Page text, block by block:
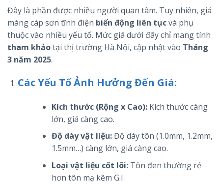
Đây là phần được nhiều người quan tâm. Tuy nhiên, giá
máng cáp sơn tĩnh điện biến động liên tụcvà phụ
thuộc vào nhiều yếu tố. Mức giá dưới đây chỉ mang tính
tham khảotại thị trường Hà Nội, cập nhật vào Tháng
3 năm 2025.
Các Yếu Tố Ảnh Hưởng Đến Giá:
Kích thước (Rộng x Cao):Kích thước càng
lớn, giá càng cao.
Độ dày vật liệu:Độ dày tôn (1.0mm, 1.2mm,
1.5mm…) càng lớn, giá càng cao.
Loại vật liệu cốt lõi:Tôn đen thường rẻ
hơn tôn mạ kẽm G.I.